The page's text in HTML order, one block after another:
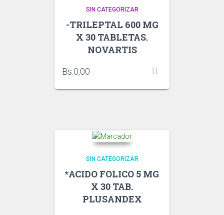
SIN CATEGORIZAR
-TRILEPTAL 600 MG
X 30 TABLETAS.
NOVARTIS
Bs.0,00
SIN CATEGORIZAR
*ACIDO FOLICO 5 MG
X 30 TAB.
PLUSANDEX